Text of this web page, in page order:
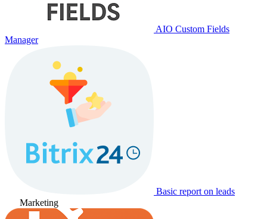
AIO Custom Fields
Manager
Basic report on leads
Marketing